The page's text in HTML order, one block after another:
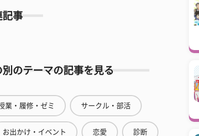
記事
別のテーマの記事を見る
業・履修・ゼミ サークル・部活
お出かけ・イベント 恋愛 診断